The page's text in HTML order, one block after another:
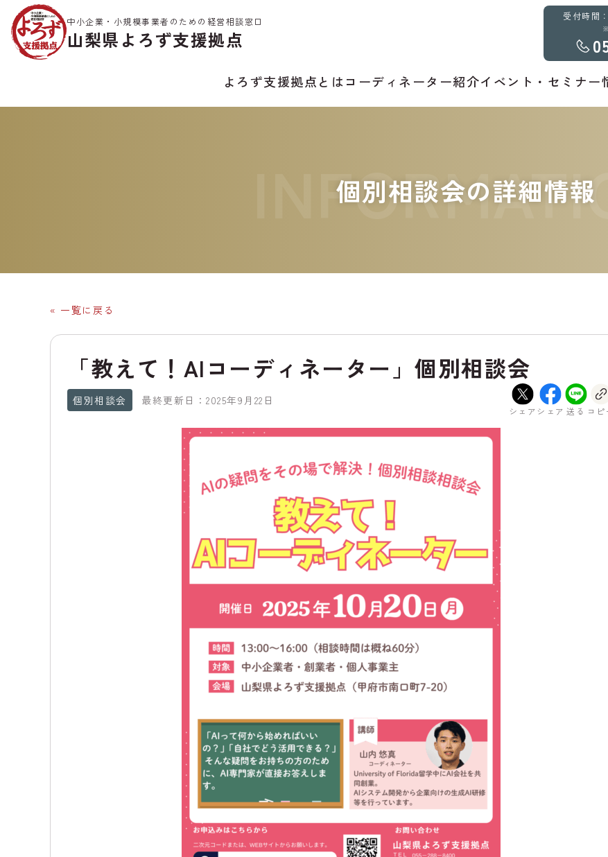
中小企業・小規模事業者のための経営相談窓口
山梨県よろず支援拠点
受付時間
よろず支援拠点とはコーディネーター紹介イベント・セミナー
個別相談会の詳細情報
« 一覧に戻る
「教えて！AIコーディネーター」個別相談会
個別相談会 最終更新日：2025年9月22日
シェア シェア 送る コピ